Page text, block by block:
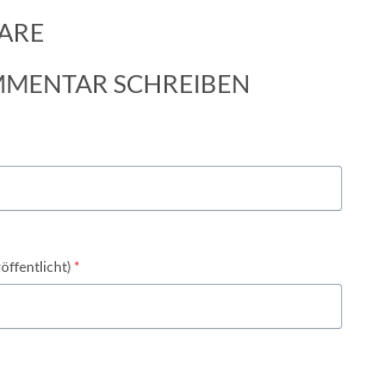
SCHREIBEN
*